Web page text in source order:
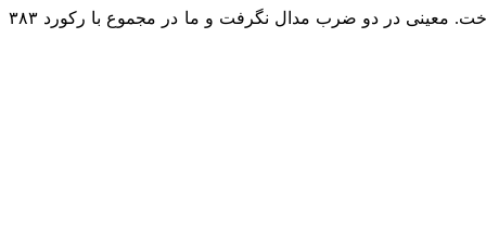
علیرضا معینی در حرکت اول و دوم وزنه‌های ۱۹۶ کیلوگرم و ۲۰۳ کیلوگرم را بالای سر برد اما در حرکت سوم وزنه ۲۰۶ کیلوگرم را انداخت. معینی در دو ضرب مدال نگرفت و ما در مجموع با رکورد ۳۸۳